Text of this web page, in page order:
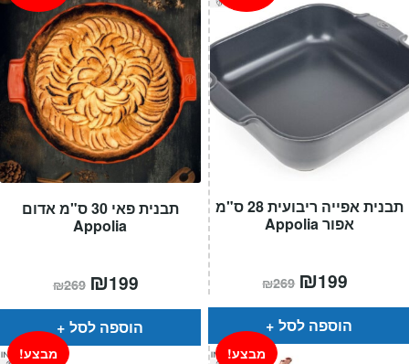
תבנית פאי 30 ס"מ אדום
Appolia
₪269 המחיר
המקורי
היה:
₪269.
₪199
הוא:
הוספה לסל
תבנית אפייה ריבועית 28 ס"מ
אפור Appolia
₪269 המחיר
המקורי
היה:
₪269.
₪199
הוא:
הוספה לסל
מבצע! מבצע!